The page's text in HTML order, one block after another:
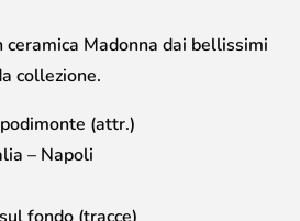
ceramica Madonna dai bellissimi
collezione.
(attr.)
– Napoli
fondo (tracce)